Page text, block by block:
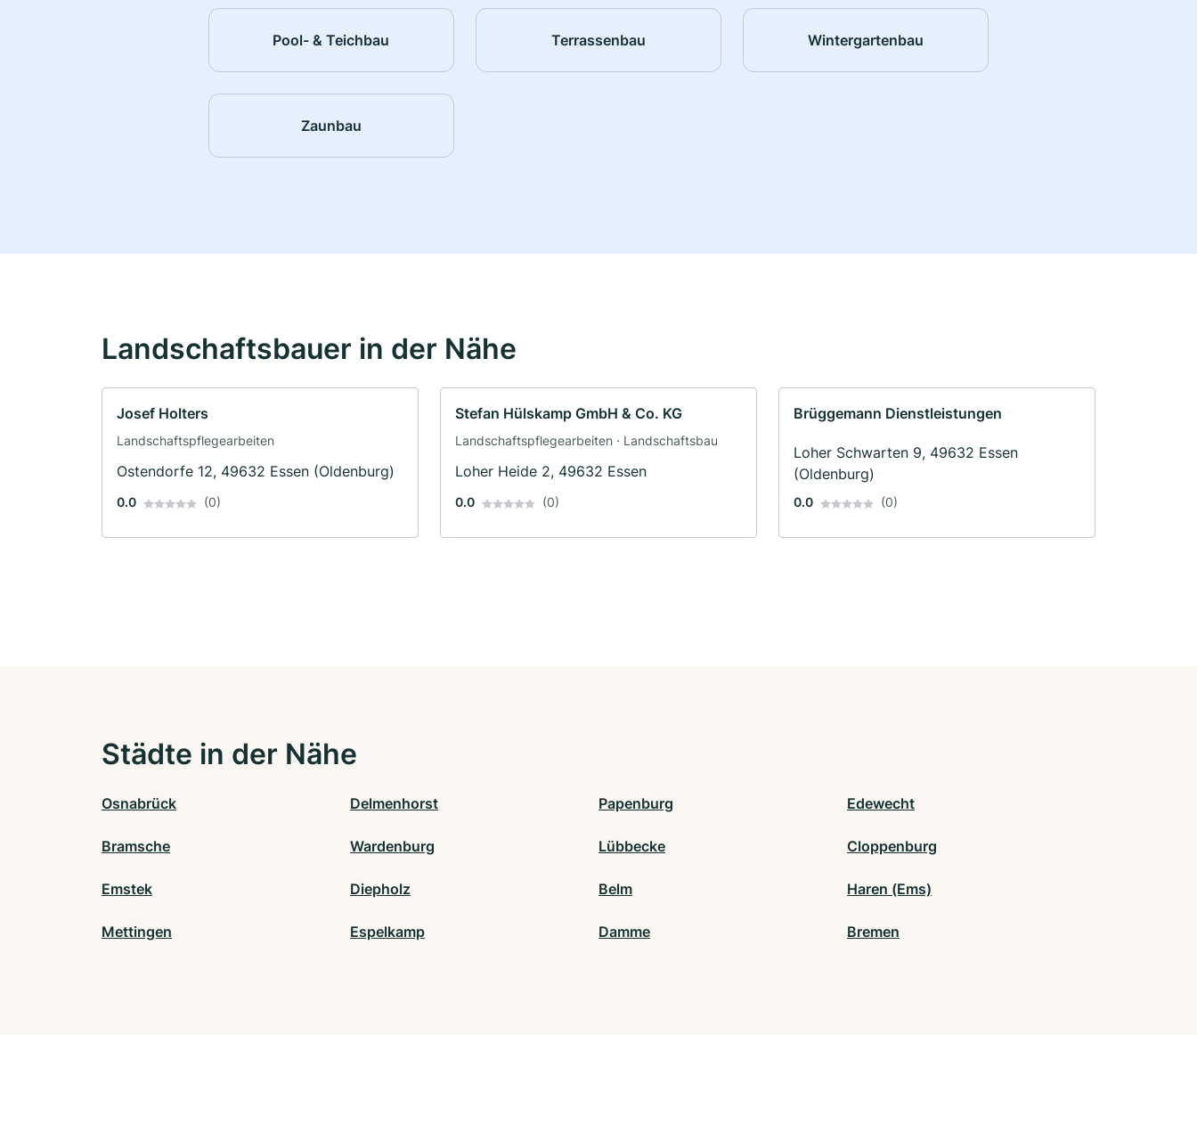
Pool- & Teichbau Terrassenbau Wintergartenbau
Zaunbau
Landschaftsbauer in der Nähe
Josef Holters
Landschaftspflegearbeiten
Ostendorfe 12, 49632 Essen (Oldenburg)
0.0 (0)
Stefan Hülskamp GmbH & Co. KG
Landschaftspflegearbeiten · Landschaftsbau
Loher Heide 2, 49632 Essen
0.0 (0)
Brüggemann Dienstleistungen
Loher Schwarten 9, 49632 Essen
(Oldenburg)
0.0 (0)
Städte in der Nähe
Osnabrück Delmenhorst Papenburg Edewecht
Bramsche Wardenburg Lübbecke Cloppenburg
Emstek Diepholz Belm Haren (Ems)
Mettingen Espelkamp Damme Bremen